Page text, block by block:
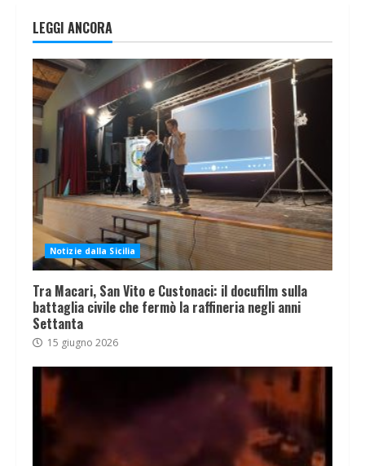
LEGGI ANCORA
Notizie dalla Sicilia
Tra Macari, San Vito e Custonaci: il docufilm sulla
battaglia civile che fermò la raffineria negli anni
Settanta
15 giugno 2026